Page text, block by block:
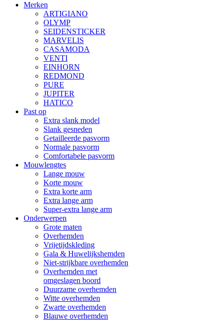
Merken
ARTIGIANO
OLYMP
SEIDENSTICKER
MARVELIS
CASAMODA
VENTI
EINHORN
REDMOND
PURE
JUPITER
HATICO
Past op
Extra slank model
Slank gesneden
Getailleerde pasvorm
Normale pasvorm
Comfortabele pasvorm
Mouwlengtes
Lange mouw
Korte mouw
Extra korte arm
Extra lange arm
Super-extra lange arm
Onderwerpen
Grote maten
Overhemden
Vrijetijdskleding
Gala & Huwelijkshemden
Niet-strijkbare overhemden
Overhemden met
omgeslagen boord
Duurzame overhemden
Witte overhemden
Zwarte overhemden
Blauwe overhemden